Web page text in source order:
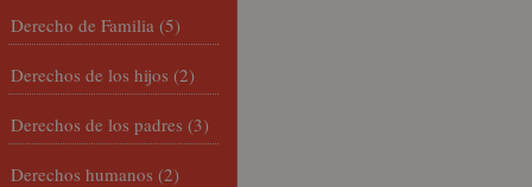
Derecho de Familia (5)
Derechos de los hijos (2)
Derechos de los padres (3)
Derechos humanos (2)